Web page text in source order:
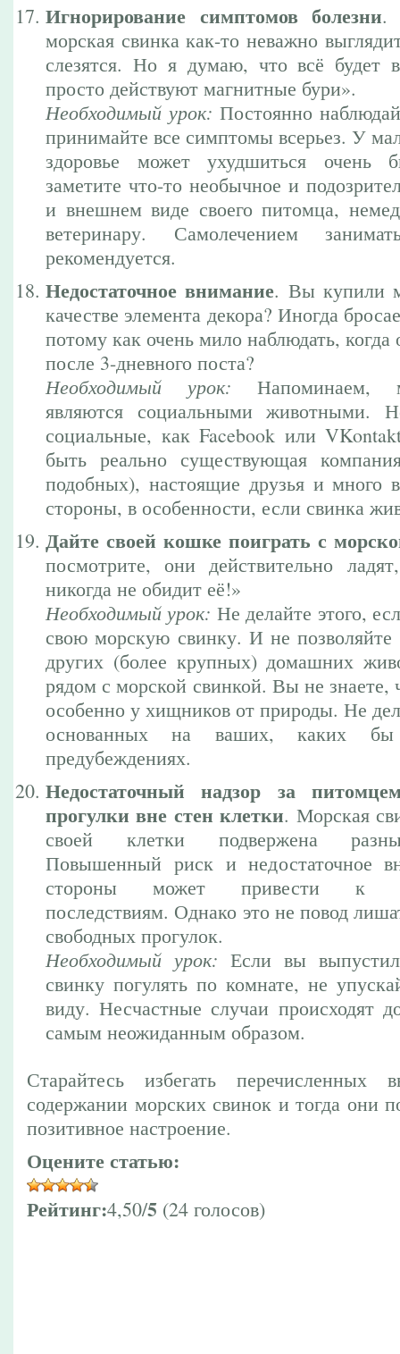
Игнорирование симптомов болезни.
морская свинка как-то неважно
слезятся. Но я думаю, что всё будет
просто действуют магнитные бури».
Необходимый урок: Постоянно
принимайте все симптомы всерьез. У
здоровье может ухудшиться очень
заметите что-то необычное и
и внешнем виде своего питомца,
ветеринару. Самолечением
рекомендуется.
Недостаточное внимание. Вы купили
качестве элемента декора? Иногда
потому как очень мило наблюдать, когда
после 3-дневного поста?
Необходимый урок: Напоминаем,
являются социальными животными.
социальные, как Facebook или
быть реально существующая
подобных), настоящие друзья и много
стороны, в особенности, если свинка
Дайте своей кошке поиграть с
посмотрите, они действительно
никогда не обидит её!»
Необходимый урок: Не делайте этого,
свою морскую свинку. И не
других (более крупных) домашних
рядом с морской свинкой. Вы не знаете,
особенно у хищников от природы. Не
основанных на ваших, каких
предубеждениях.
Недостаточный надзор за
прогулки вне стен клетки. Морская
своей клетки подвержена
Повышенный риск и недостаточное
стороны может привести к
последствиям. Однако это не повод
свободных прогулок.
Необходимый урок: Если вы
свинку погулять по комнате, не
виду. Несчастные случаи происходят
самым неожиданным образом.
Старайтесь избегать
содержании морских свинок и тогда они
позитивное настроение.
Оцените статью:
Рейтинг:4,50/5 (24 голосов)